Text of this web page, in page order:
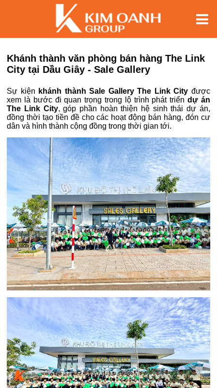
Khánh thành văn phòng bán hàng The Link
City tại Dầu Giây - Sale Gallery
Sự kiện khánh thành Sale Gallery The Link City được
xem là bước đi quan trọng trong lộ trình phát triển dự án
The Link City, góp phần hoàn thiện hệ sinh thái dự án,
đồng thời tạo tiền đề cho các hoạt động bán hàng, đón cư
dân và hình thành cộng đồng trong thời gian tới.